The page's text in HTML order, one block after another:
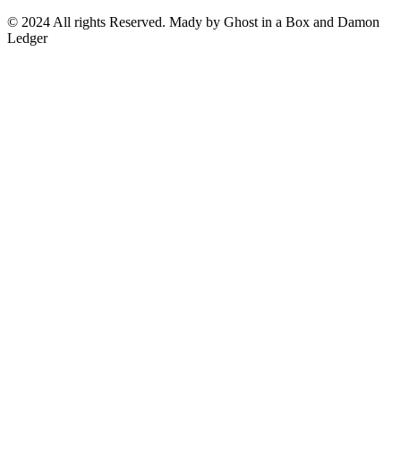
© 2024 All rights Reserved. Mady by Ghost in a Box and Damon
Ledger